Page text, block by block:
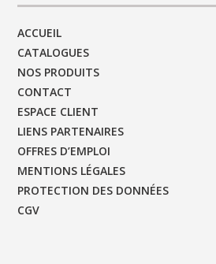
ACCUEIL
CATALOGUES
NOS PRODUITS
CONTACT
ESPACE CLIENT
LIENS PARTENAIRES
OFFRES D’EMPLOI
MENTIONS LÉGALES
PROTECTION DES DONNÉES
CGV